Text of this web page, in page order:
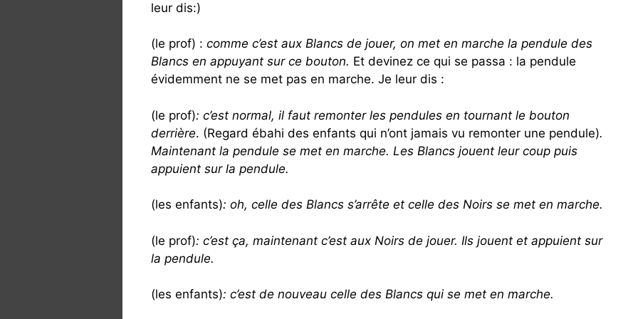
leur dis:)
(le prof) : comme c’est aux Blancs de jouer, on met en marche la pendule des
Blancs en appuyant sur ce bouton. Et devinez ce qui se passa : la pendule
évidemment ne se met pas en marche. Je leur dis :
(le prof): c’est normal, il faut remonter les pendules en tournant le bouton
derrière. (Regard ébahi des enfants qui n’ont jamais vu remonter une pendule).
Maintenant la pendule se met en marche. Les Blancs jouent leur coup puis
appuient sur la pendule.
(les enfants): oh, celle des Blancs s’arrête et celle des Noirs se met en marche.
(le prof): c’est ça, maintenant c’est aux Noirs de jouer. Ils jouent et appuient sur
la pendule.
(les enfants): c’est de nouveau celle des Blancs qui se met en marche.